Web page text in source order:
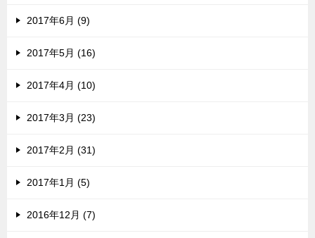
2017年6月 (9)
2017年5月 (16)
2017年4月 (10)
2017年3月 (23)
2017年2月 (31)
2017年1月 (5)
2016年12月 (7)